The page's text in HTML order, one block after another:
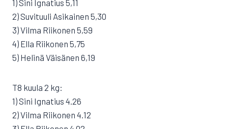
1) Sini Ignatius 5,11
2) Suvituuli Asikainen 5,30
3) Vilma Riikonen 5,59
4) Ella Riikonen 5,75
5) Helinä Väisänen 6,19
T8 kuula 2 kg:
1) Sini Ignatius 4.26
2) Vilma Riikonen 4.12